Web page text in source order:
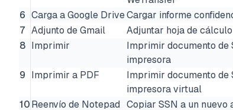
6 Carga a Google DriveCargar informe
7 Adjunto de Gmail Adjuntar hoja de
8 Imprimir
Imprimir documento de
impresora
9 Imprimir a PDF
Imprimir documento de
impresora virtual
10Reenvío de Notepad Copiar SSN a un nuevo